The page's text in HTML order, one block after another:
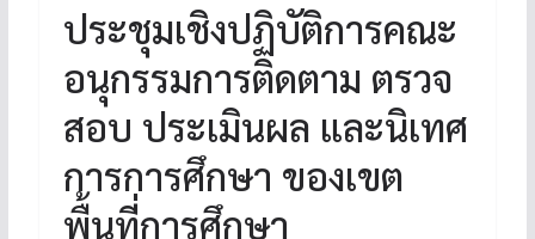
ประชุมเชิงปฏิบัติการคณะ
อนุกรรมการติดตาม ตรวจ
สอบ ประเมินผล และนิเทศ
การการศึกษา ของเขต
พื้นที่การศึกษา